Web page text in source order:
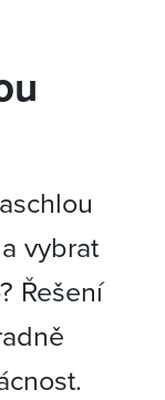
vybrat
Řešení